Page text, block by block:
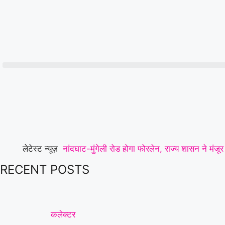
लेटेस्ट न्यूज़ नांदघाट-मुंगेली रोड होगा फोरलेन, राज्य शासन ने
लेकर पटवारियों ने खोला मोर्चा, मुख्य सचिव को सौंपा
RECENT POSTS
कलेक्टर